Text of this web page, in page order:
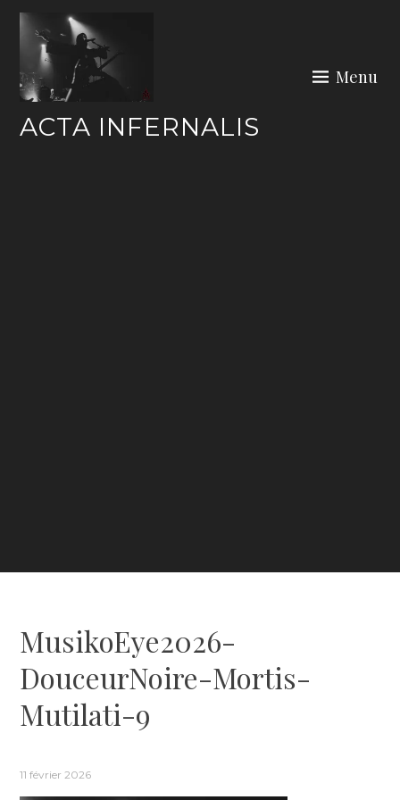
Skip
content
ACTA INFERNALIS
Menu
MusikoEye2026-
DouceurNoire-Mortis-
Mutilati-9
11 février 2026